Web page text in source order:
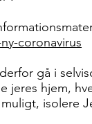
coronavirus
gå i
jeres hjem,
isolere